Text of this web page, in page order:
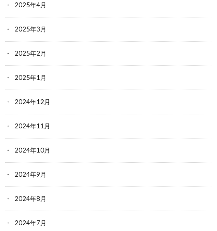
2025年4月
2025年3月
2025年2月
2025年1月
2024年12月
2024年11月
2024年10月
2024年9月
2024年8月
2024年7月